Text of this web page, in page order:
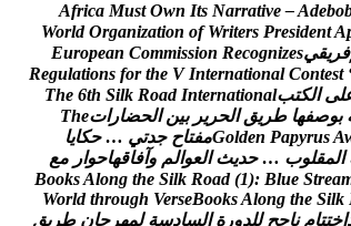
Africa Must Own Its Narrative –Adebo
World Organization of Writers PresidentA
فريقي European Commission Recognizes
Regulations for the V International Contest
لى الكتب The 6th Silk Road International
بوصفها طريق الحرير بين الحضارات The
Golden PapyrusA مفتاح جدتي … حكايا
المقلوب … حديث العوالم وآفاقهاحوار مع
BooksAlong the Silk Road (1): Blue Strea
World through VerseBooksAlong the Silk
اختتام ناجح للدورة السادسة لمهرجان طريق